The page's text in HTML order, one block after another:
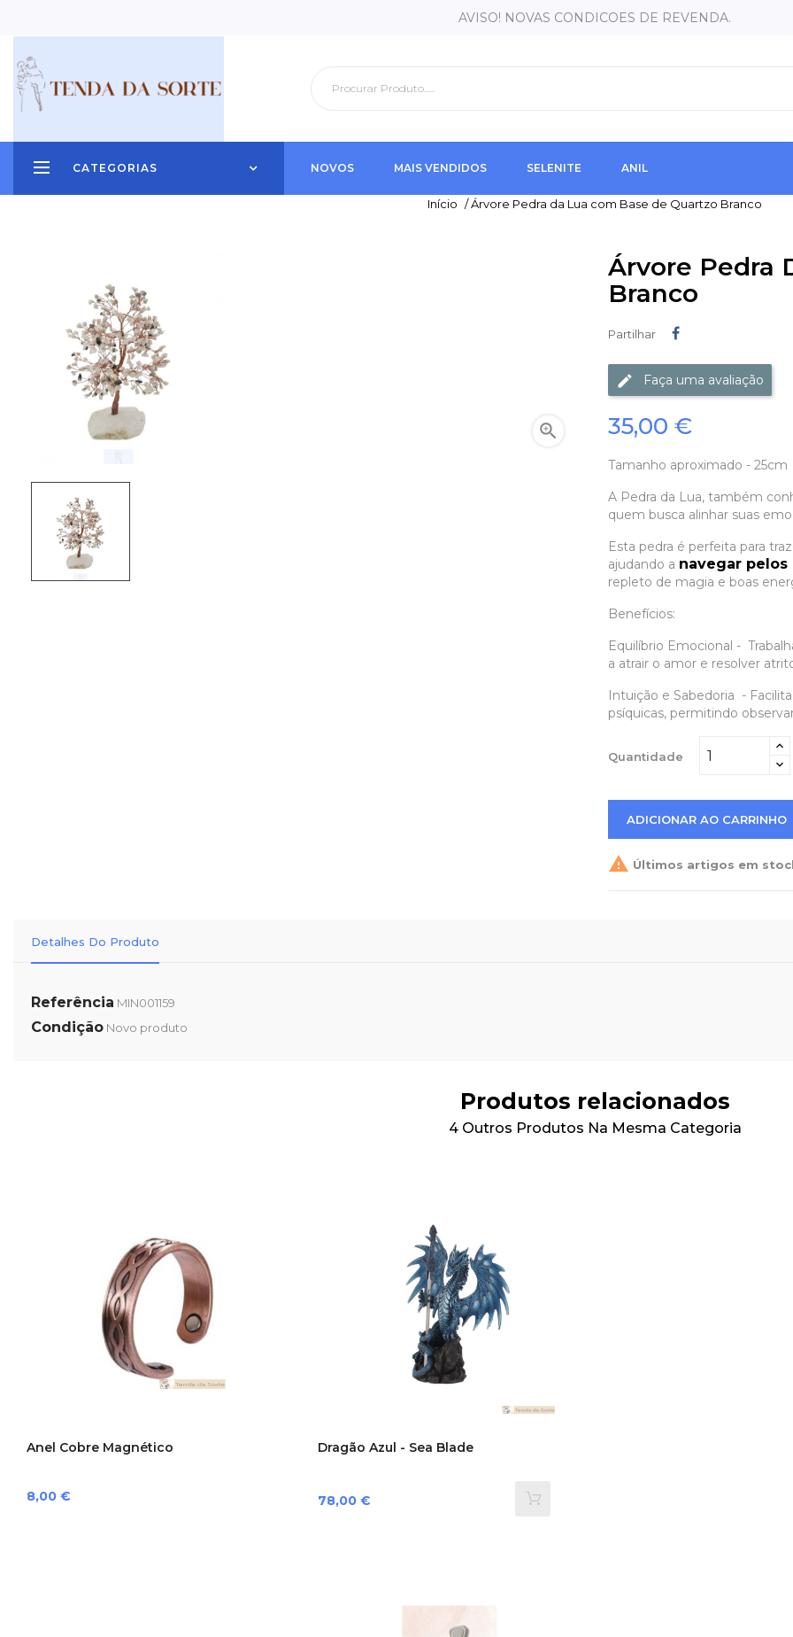
AVISO! NOVAS CONDICOES DE REVENDA.
CATEGORIAS NOVOS MAIS VENDIDOS SELENITE ANIL
Início /Árvore Pedra da Lua com Base de Quartzo Branco

Árvore Pedra
Branco
Partilhar
Faça uma avaliação
35,00 €
Tamanho aproximado - 25cm
A Pedra da Lua, também
quem busca alinhar suas
Esta pedra é perfeita para
ajudando a navegar
repleto de magia e boas
Benefícios:
Equilíbrio Emocional -
a atrair o amor e resolver
Intuição e Sabedoria -
psíquicas, permitindo
Quantidade
ADICIONAR AO CARRINHO
 Últimos artigos em
Detalhes Do Produto
Referência MIN001159
Condição Novo produto
Produtos relacionados
4 Outros Produtos Na Mesma Categoria
Anel Cobre Magnético
Preço
8,00 €
Dragão Azul - Sea Blade
Preço
78,00 €